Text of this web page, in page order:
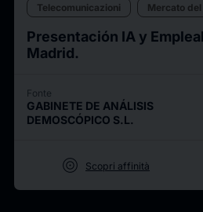
Telecomunicazioni
Mercato
Presentación IA y
Madrid.
Fonte
GABINETE DE ANÁLISIS
DEMOSCÓPICO S.L.
target Scopri affinità